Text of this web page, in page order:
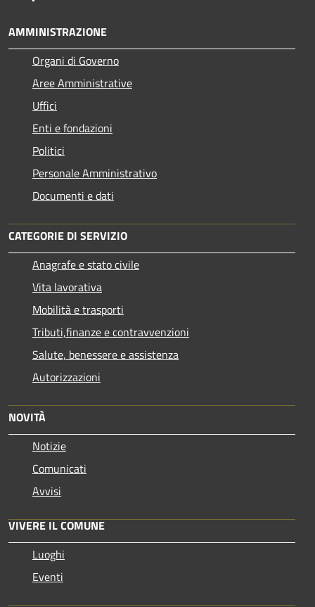
AMMINISTRAZIONE
Organi di Governo
Aree Amministrative
Uffici
Enti e fondazioni
Politici
Personale Amministrativo
Documenti e dati
CATEGORIE DI SERVIZIO
Anagrafe e stato civile
Vita lavorativa
Mobilità e trasporti
Tributi,finanze e contravvenzioni
Salute, benessere e assistenza
Autorizzazioni
NOVITÀ
Notizie
Comunicati
Avvisi
VIVERE IL COMUNE
Luoghi
Eventi